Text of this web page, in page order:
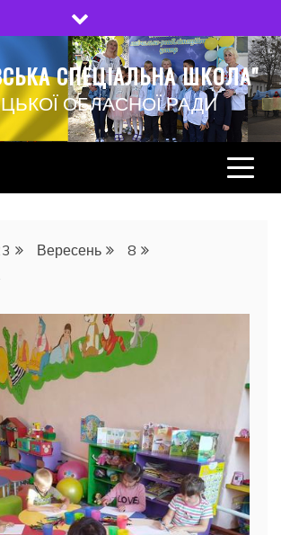
СПЕЦІАЛЬНА ШКОЛА"
ОБЛАСНОЇ РАДИ
Вересень
8